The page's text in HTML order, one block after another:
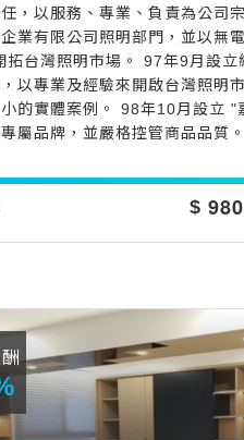
，以服務、專業、負責為公司
業有限公司照明部門，並以無
拓台灣照明市場。 97年9月設立
以專業及經驗來開啟台灣照明
的實體案例。 98年10月設立 "
屬品牌，並嚴格控管商品品質。
$ 980